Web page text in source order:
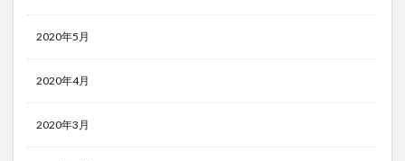
2020年5月
2020年4月
2020年3月